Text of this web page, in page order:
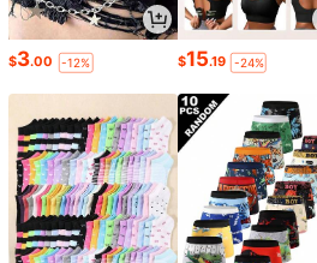
$3.00 -12% $15.19 -24%